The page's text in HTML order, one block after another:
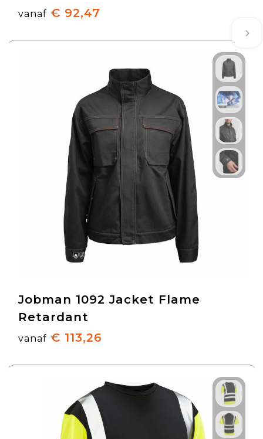
vanaf € 92,47
Jobman 1092 Jacket Flame
Retardant
vanaf € 113,26